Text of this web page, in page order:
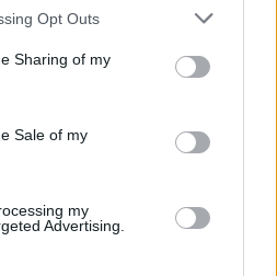
app uses one or more Google
behaviour. You may click to
and its third-party tags to
purposes in below Google
Opt Outs
Sharing of my
Sale of my
my
Advertising.
sietek az
a karakter, aki mélyen
és nem is sejti, mert ő
hajlamosak erről
miért bántják egymást
és mégis, itt van ez is...
fogok nyugdíjba menni.